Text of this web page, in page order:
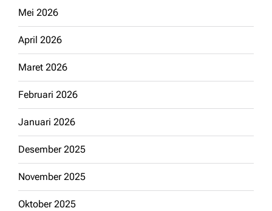
Mei 2026
April 2026
Maret 2026
Februari 2026
Januari 2026
Desember 2025
November 2025
Oktober 2025